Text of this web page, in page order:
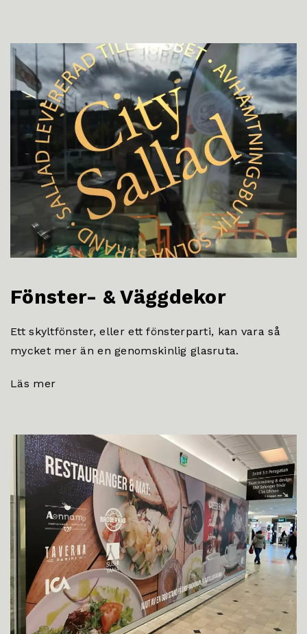
Fönster- & Väggdekor
Ett skyltfönster, eller ett fönsterparti, kan vara så
mycket mer än en genomskinlig glasruta.
Läs mer